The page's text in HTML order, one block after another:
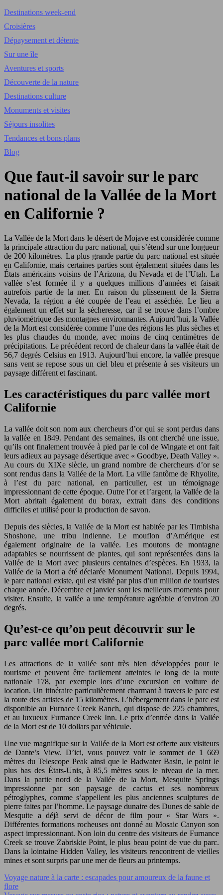
Destinations week-end
Croisières
Dépaysement et détente
Sur une île
Aventures et sports
Découverte de la nature
Destinations culture
Monuments et visites
Séjours insolites
Tendances et bons plans
Blog
Que faut-il savoir sur le parc
national de la Vallée de la Mort
en Californie ?
La Vallée de la Mort dans le désert de Mojave est considérée comme
la principale attraction du parc national, qui s’étend sur une longueur
de 200 kilomètres. La plus grande partie du parc national est située
en Californie, mais certaines parties sont également situées dans les
États américains voisins de l’Arizona, du Nevada et de l’Utah. La
vallée s’est formée il y a quelques millions d’années et faisait
autrefois partie de la mer. En raison du plissement de la Sierra
Nevada, la région a été coupée de l’eau et asséchée. Le lieu a
également un effet sur la sécheresse, car il se trouve dans l’ombre
pluviométrique des montagnes environnantes. Aujourd’hui, la Vallée
de la Mort est considérée comme l’une des régions les plus sèches et
les plus chaudes du monde, avec moins de cinq centimètres de
précipitations. Le précédent record de chaleur dans la vallée était de
56,7 degrés Celsius en 1913. Aujourd’hui encore, la vallée presque
sans vent se repose sous un ciel bleu et présente à ses visiteurs un
paysage différent et fascinant.
Les caractéristiques du parc vallée mort
Californie
La vallée doit son nom aux chercheurs d’or qui se sont perdus dans
la vallée en 1849. Pendant des semaines, ils ont cherché une issue,
qu’ils ont finalement trouvée à pied par le col de Wingate et ont fait
leurs adieux au paysage désertique avec « Goodbye, Death Valley ».
Au cours du XIXe siècle, un grand nombre de chercheurs d’or se
sont rendus dans la Vallée de la Mort. La ville fantôme de Rhyolite,
à l’est du parc national, en particulier, est un témoignage
impressionnant de cette époque. Outre l’or et l’argent, la Vallée de la
Mort abritait également du borax, extrait dans des conditions
difficiles et utilisé pour la production de savon.
Depuis des siècles, la Vallée de la Mort est habitée par les Timbisha
Shoshone, une tribu indienne. Le mouflon d’Amérique est
également originaire de la vallée. Les moutons de montagne
adaptables se nourrissent de plantes, qui sont représentées dans la
Vallée de la Mort avec plusieurs centaines d’espèces. En 1933, la
Vallée de la Mort a été déclarée Monument National. Depuis 1994,
le parc national existe, qui est visité par plus d’un million de touristes
chaque année. Décembre et janvier sont les meilleurs moments pour
visiter. Ensuite, la vallée a une température agréable d’environ 20
degrés.
Qu’est-ce qu’on peut découvrir sur le
parc vallée mort Californie
Les attractions de la vallée sont très bien développées pour le
tourisme et peuvent être facilement atteintes le long de la route
nationale 178, par exemple lors d’une excursion en voiture de
location. Un itinéraire particulièrement charmant à travers le parc est
la route des artistes de 15 kilomètres. L’hébergement dans le parc est
disponible au Furnace Creek Ranch, qui dispose de 225 chambres,
et au luxueux Furnance Creek Inn. Le prix d’entrée dans la Vallée
de la Mort est de 10 dollars par véhicule.
Une vue magnifique sur la Vallée de la Mort est offerte aux visiteurs
de Dante’s View. D’ici, vous pouvez voir le sommet de 1 669
mètres du Telescope Peak ainsi que le Badwater Basin, le point le
plus bas des États-Unis, à 85,5 mètres sous le niveau de la mer.
Dans la partie nord de la Vallée de la Mort, Mesquite Springs
impressionne par son paysage de cactus et ses nombreux
pétroglyphes, comme s’appellent les plus anciennes sculptures de
pierre faites par l’homme. Le paysage dunaire des Dunes de sable de
Mesquite a déjà servi de décor de film pour « Star Wars ».
Différentes formations rocheuses ont donné au Mosaic Canyon son
aspect impressionnant. Non loin du centre des visiteurs de Furnance
Creek se trouve Zabriskie Point, le plus beau point de vue du parc.
Dans la lointaine Hidden Valley, les visiteurs rencontrent de vieilles
mines et sont surpris par une mer de fleurs au printemps.
Voyage nature à la carte : escapades pour amoureux de la faune et
flore